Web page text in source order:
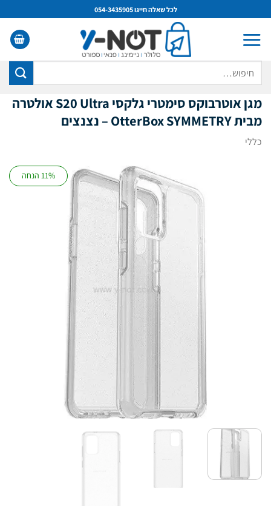
to
content
לכל שאלה חייגו 054-3435905
מגן אוטרבוקס סימטרי גלקסי S20 Ultra
אולטרה
מבית OtterBox SYMMETRY – נצנצים
כללי
11% הנחה